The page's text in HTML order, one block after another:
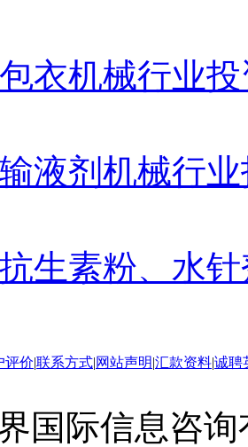
衣机械行业
液剂机械行
生素粉、水
评价|联系方式|网站声明|汇款资料|诚聘
国际信息咨